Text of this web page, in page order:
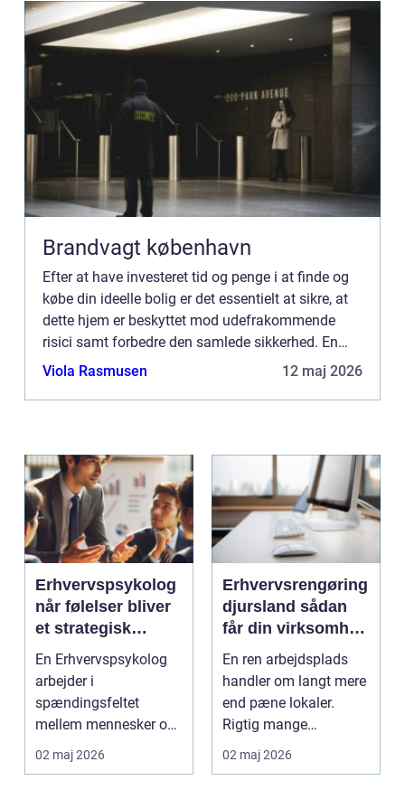
Brandvagt københavn
Efter at have investeret tid og penge i at finde og
købe din ideelle bolig er det essentielt at sikre, at
dette hjem er beskyttet mod udefrakommende
risici samt forbedre den samlede sikkerhed. En
professionel og erfaren låsesmed spiller en vigtig
Viola Rasmusen 12 maj 2026
Erhvervspsykolog
når følelser bliver
et strategisk
værktøj i
arbejdslivet
En Erhvervspsykolog
arbejder i
spændingsfeltet
mellem mennesker og
forretning. Fokus er
ikke kun på ...
02 maj 2026
Erhvervsrengøring
djursland sådan
får din virksomhed
mest muligt ud af
rengøringen
En ren arbejdsplads
handler om langt mere
end pæne lokaler.
Rigtig mange
virksomheder på
Djursland o...
02 maj 2026